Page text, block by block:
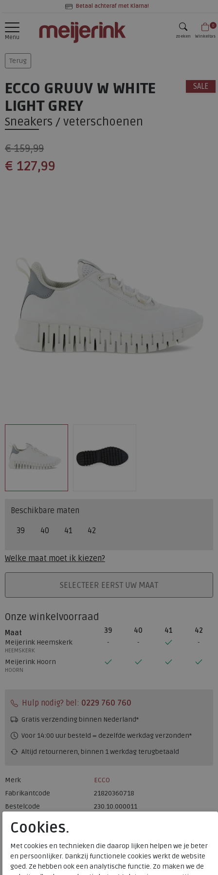
Betaal achteraf met Klarna!
Menu zoeken
0
Winkeltas
Terug
SALE
ECCO GRUUV W WHITE
LIGHT GREY
Sneakers / veterschoenen
€ 159,99
€ 127,99
Beschikbare maten
39 40 41 42
Welke maat moet ik kiezen?
PLAATS IN WINKELMANDSELECTEER EERST UW MAAT
Onze winkelvoorraad
Maat 39 40 41
42
Meijerink Heemskerk
HEEMSKERK
Meijerink Hoorn
HOORN
Hulp nodig? bel: 0229 760 760
Gratis verzending binnen Nederland*
Voor 14:00 uur besteld = dezelfde werkdag verzonden*
Altijd retourneren, binnen 1 werkdag terugbetaald
Merk
ECCO
Fabrikantcode
21820360718
Bestelcode
230.10.000011
Materiaal
Leer
Uitneembaar voetbed
ja
Cookies.
Met cookies en technieken die daarop lijken helpen we je beter
en persoonlijker. Dankzij functionele cookies werkt de website
goed. Ze hebben ook een analytische functie. Zo maken we de